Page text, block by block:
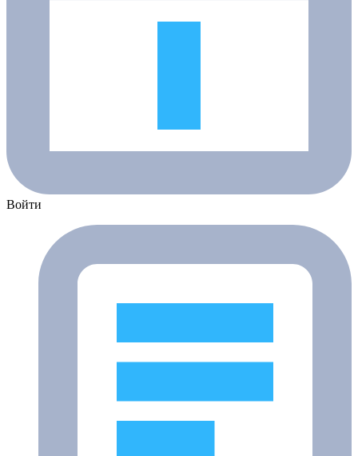
Войти